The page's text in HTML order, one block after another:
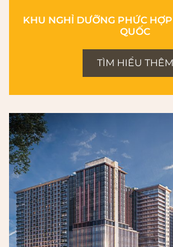
KHU NGHỈ DƯỠNG PHỨC
QUỐC
TÌM HIỂU THÊM